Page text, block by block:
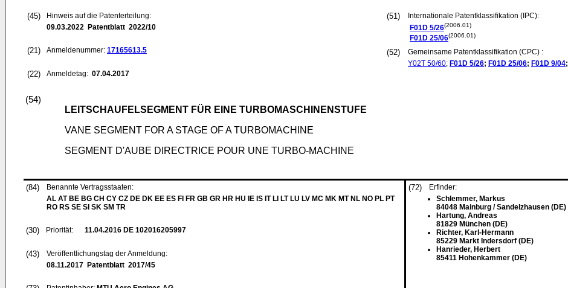
(45)
Hinweis auf die Patenterteilung:
09.03.2022 Patentblatt 2022/10
(21) Anmeldenummer: 17165613.5
(22) Anmeldetag: 07.04.2017
(51)
Internationale Patentklassifikation (IPC):
F01D 5/26(2006.01)
F01D 25/06(2006.01)
(52)
Gemeinsame Patentklassifikation (CPC) :
Y02T 50/60; F01D 5/26; F01D 25/06; F01D 9/04;
(54)
LEITSCHAUFELSEGMENT FÜR EINE TURBOMASCHINENSTUFE
VANE SEGMENT FOR A STAGE OF A TURBOMACHINE
SEGMENT D'AUBE DIRECTRICE POUR UNE TURBO-MACHINE
(84)
Benannte Vertragsstaaten:
AL AT BE BG CH CY CZ DE DK EE ES FI FR GB GR HR HU IE IS IT LI LT LU LV MC MK MT NL NO PL PT
RO RS SE SI SK SM TR
(30) Priorität: 11.04.2016 DE 102016205997
(43)
Veröffentlichungstag der Anmeldung:
08.11.2017 Patentblatt 2017/45
(72)
Erfinder:
Schlemmer, Markus
84048 Mainburg / Sandelzhausen (DE)
Hartung, Andreas
81829 München (DE)
Richter, Karl-Hermann
85229 Markt Indersdorf (DE)
Hanrieder, Herbert
85411 Hohenkammer (DE)